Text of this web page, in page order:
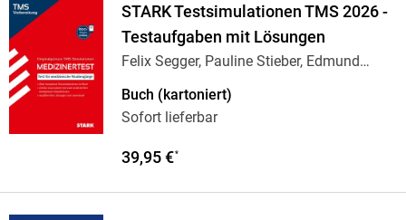
STARK Testsimulationen TMS 2026 -
Testaufgaben mit Lösungen
Felix Segger, Pauline Stieber, Edmund
Constantin
Buch (kartoniert)
Sofort lieferbar
39,95 €*